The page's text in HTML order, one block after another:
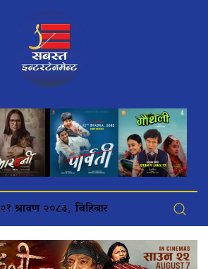
२१ श्रावण २०८३, बिहिबार